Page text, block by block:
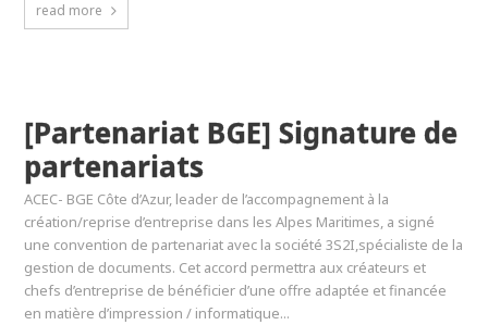
read more
[Partenariat BGE] Signature de
partenariats
ACEC- BGE Côte d’Azur, leader de l’accompagnement à la
création/reprise d’entreprise dans les Alpes Maritimes, a signé
une convention de partenariat avec la société 3S2I,spécialiste de la
gestion de documents. Cet accord permettra aux créateurs et
chefs d’entreprise de bénéficier d’une offre adaptée et financée
en matière d’impression / informatique...